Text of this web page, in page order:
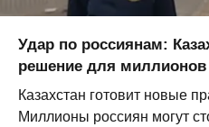
Удар по россиянам:
решение для
Казахстан готовит новые
Миллионы россиян могут